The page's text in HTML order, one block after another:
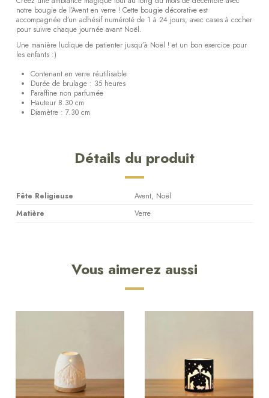
notre bougie de l’Avent en verre ! Cette bougie décorative est
accompagnée d’un adhésif numéroté de 1 à 24 jours, avec cases à cocher
pour suivre chaque journée avant Noël.
Une manière ludique de patienter jusqu’à Noël ! et un bon exercice pour
les enfants :)
Contenant en verre réutilisable
Durée de brulage : 35 heures
Paraffine non parfumée
Hauteur 8.30 cm
Diamètre : 7.30 cm
Détails du produit
Fête Religieuse
Avent, Noël
Matière
Verre
Vous aimerez aussi